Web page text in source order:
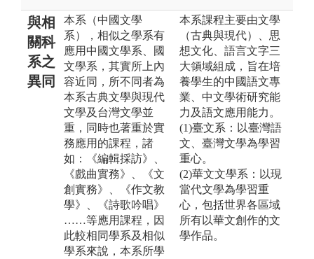
與相
關科
系之
異同
本系（中國文學
系），相似之學系有
應用中國文學系、國
文學系，其實所上內
容近同，所不同者為
本系古典文學與現代
文學及台灣文學並
重，同時也著重於實
務應用的課程，諸
如：《編輯採訪》、
《戲曲實務》、《文
創實務》、《作文教
學》、《詩歌吟唱》
……等應用課程，因
此較相同學系及相似
學系來說，本系所學
本系課程主要由文學
（古典與現代）、思
想文化、語言文字三
大領域組成，旨在培
養學生的中國語文專
業、中文學術研究能
力及語文應用能力。
(1)臺文系：以臺灣語
文、臺灣文學為學習
重心。
(2)華文文學系：以現
當代文學為學習重
心，包括世界各區域
所有以華文創作的文
學作品。